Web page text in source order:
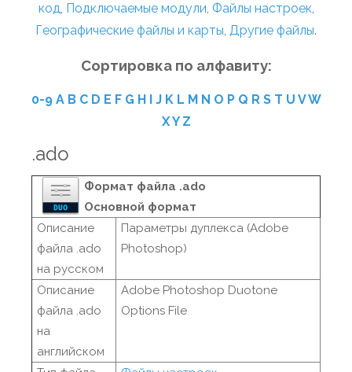
код, Подключаемые модули, Файлы настроек,
Географические файлы и карты, Другие файлы.
Сортировка по алфавиту:
0-9 A B C D E F G H I J K L M N O P Q R S T U VW
XY Z
.ado
Формат файла .ado
Основной формат
Описание
файла .ado
на русском
Параметры дуплекса (Adobe
Photoshop)
Описание
файла .ado
на
английском
Adobe Photoshop Duotone
Options File